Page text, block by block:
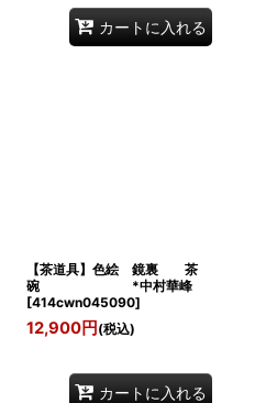
カートに入れる
【茶道具】色絵 鏡裏 茶
碗 *中村華峰
[414cwn045090]
12,900円 (税込)
カートに入れる